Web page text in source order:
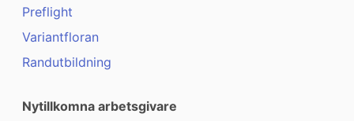
Preflight
Variantfloran
Randutbildning
Nytillkomna arbetsgivare